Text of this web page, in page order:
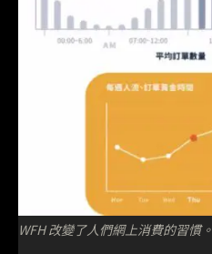
WFH 改變了人們網上消費的習慣。